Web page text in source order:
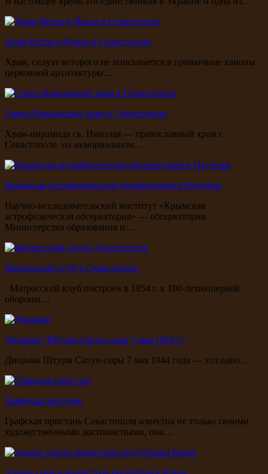
Храм Петра и Павла в Севастополе
Храм, силуэт которого не вписывается в привычные каноны
церковной архитектуры.…
Свято-Никольский храм в Севастополе
Храм-пирамида св. Николая — православный храм с
Севастополе, на мемориальном…
Крымская астрофизическая обсерватория в Научном
Научно-исследовательский институт «Крымская
астрофизическая обсерватория» — обсерватория
Министерства образования и…
Матросский клуб в Севастополе
Матросский клуб построен в 1954 г. к 100-летиюпервой
обороны…
Диорама "Штурм Сапун-горы 7 мая 1944 г."
Диорама Штурм Сапун-горы 7 мая 1944 года — это одно…
Графская пристань
Графская пристань Севастополя известна не только своими
художественными достоинствами, она…